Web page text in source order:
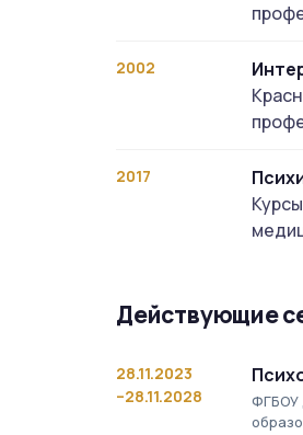
2002
2017
Действующие
28.11.2023
–28.11.2028
ФГБОУ